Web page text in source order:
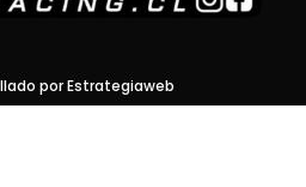
por Estrategiaweb